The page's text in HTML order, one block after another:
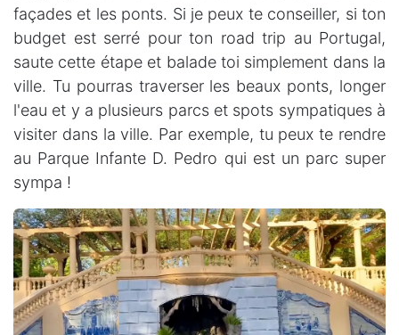
façades et les ponts. Si je peux te conseiller, si ton
budget est serré pour ton road trip au Portugal,
saute cette étape et balade toi simplement dans la
ville. Tu pourras traverser les beaux ponts, longer
l'eau et y a plusieurs parcs et spots sympatiques à
visiter dans la ville. Par exemple, tu peux te rendre
au Parque Infante D. Pedro qui est un parc super
sympa !